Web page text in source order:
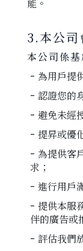
能。
3.本公司
本公司係
- 為用戶提
- 認證您的
- 避免未經
- 提昇或優
- 為提供客
求；
- 進行用戶
- 提供本服
伴的廣告或
- 評估我們